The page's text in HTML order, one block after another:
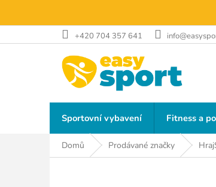
obsah
+420 704 357 641
Sportovní vybavení Fitness a
Domů Prodávané značky
P